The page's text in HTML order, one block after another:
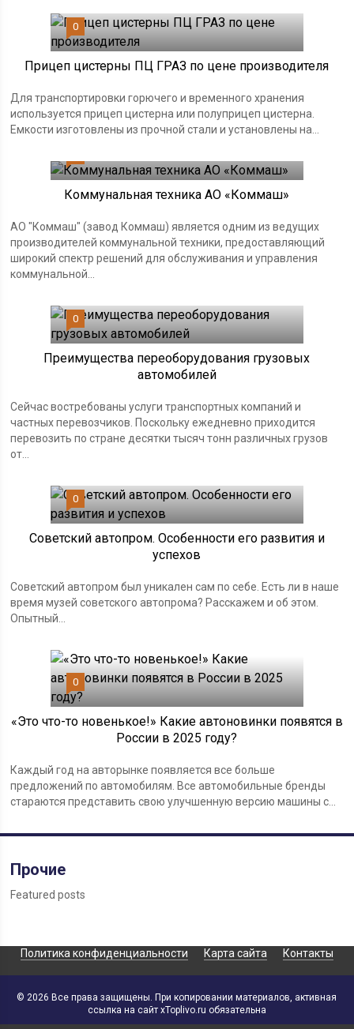
0
Прицеп цистерны ПЦ ГРАЗ по цене производителя
Для транспортировки горючего и временного хранения
используется прицеп цистерна или полуприцеп цистерна.
Емкости изготовлены из прочной стали и установлены на...
Коммунальная техника АО «Коммаш»
АО "Коммаш" (завод Коммаш) является одним из ведущих
производителей коммунальной техники, предоставляющий
широкий спектр решений для обслуживания и управления
коммунальной...
0
Преимущества переоборудования грузовых
автомобилей
Сейчас востребованы услуги транспортных компаний и
частных перевозчиков. Поскольку ежедневно приходится
перевозить по стране десятки тысяч тонн различных грузов
от...
0
Советский автопром. Особенности его развития и
успехов
Советский автопром был уникален сам по себе. Есть ли в наше
время музей советского автопрома? Расскажем и об этом.
Опытный...
0
«Это что-то новенькое!» Какие автоновинки появятся в
России в 2025 году?
Каждый год на авторынке появляется все больше
предложений по автомобилям. Все автомобильные бренды
стараются представить свою улучшенную версию машины с...
Прочие
Featured posts
Политика конфиденциальности Карта сайта Контакты
© 2026 Все права защищены. При копировании материалов, активная
ссылка на сайт xToplivo.ru обязательна